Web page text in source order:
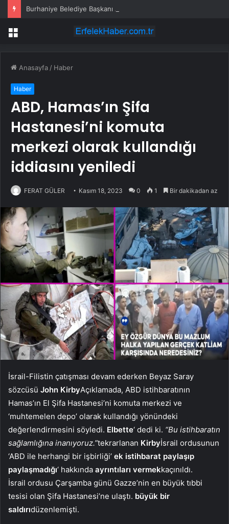
Menü
Anasayfa / Haber
Haber
ABD, Hamas’ın Şifa
Hastanesi’ni komuta
merkezi olarak kullandığı
iddiasını yeniledi
FERAT GÜLER Kasım 18, 2023 0 1 Bir dakikadan az
İsrail-Filistin çatışması devam ederken Beyaz Saray
sözcüsü John KirbyAçıklamada, ABD istihbaratının
Hamas’ın El Şifa Hastanesi’ni komuta merkezi ve
‘muhtemelen depo’ olarak kullandığı yönündeki
değerlendirmesini söyledi. Elbette‘ dedi ki. “Bu istihbaratın
sağlamlığına inanıyoruz.”tekrarlanan Kirbyİsrail ordusunun
‘ABD ile herhangi bir işbirliği’ ek istihbarat paylaşıp
paylaşmadığı‘ hakkında ayrıntıları vermekkaçınıldı.
İsrail ordusu Çarşamba günü Gazze’nin en büyük tıbbi
tesisi olan Şifa Hastanesi’ne ulaştı. büyük bir
saldırıdüzenlemişti.